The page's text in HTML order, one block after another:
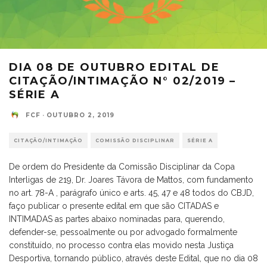
DIA 08 DE OUTUBRO EDITAL DE
CITAÇÃO/INTIMAÇÃO N° 02/2019 –
SÉRIE A
FCF · OUTUBRO 2, 2019
CITAÇÃO/INTIMAÇÃO COMISSÃO DISCIPLINAR SÉRIE A
De ordem do Presidente da Comissão Disciplinar da Copa
Interligas de 219, Dr. Joares Távora de Mattos, com fundamento
no art. 78-A , parágrafo único e arts. 45, 47 e 48 todos do CBJD,
faço publicar o presente edital em que são CITADAS e
INTIMADAS as partes abaixo nominadas para, querendo,
defender-se, pessoalmente ou por advogado formalmente
constituído, no processo contra elas movido nesta Justiça
Desportiva, tornando público, através deste Edital, que no dia 08